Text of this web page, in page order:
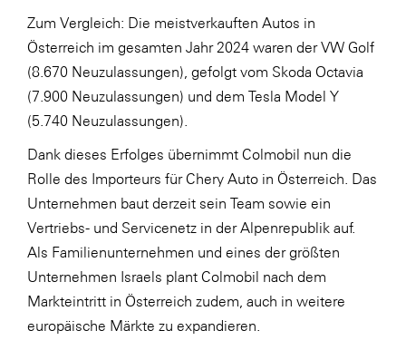
Zum Vergleich: Die meistverkauften Autos in
Österreich im gesamten Jahr 2024 waren der VW Golf
(8.670 Neuzulassungen), gefolgt vom Skoda Octavia
(7.900 Neuzulassungen) und dem Tesla Model Y
(5.740 Neuzulassungen).
Dank dieses Erfolges übernimmt Colmobil nun die
Rolle des Importeurs für Chery Auto in Österreich. Das
Unternehmen baut derzeit sein Team sowie ein
Vertriebs- und Servicenetz in der Alpenrepublik auf.
Als Familienunternehmen und eines der größten
Unternehmen Israels plant Colmobil nach dem
Markteintritt in Österreich zudem, auch in weitere
europäische Märkte zu expandieren.